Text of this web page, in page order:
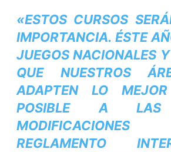
«ESTOS CURSOS
IMPORTANCIA. ÉSTE
JUEGOS NACIONALES
QUE NUESTROS
ADAPTEN LO
POSIBLE A LAS
REGLAMENTO